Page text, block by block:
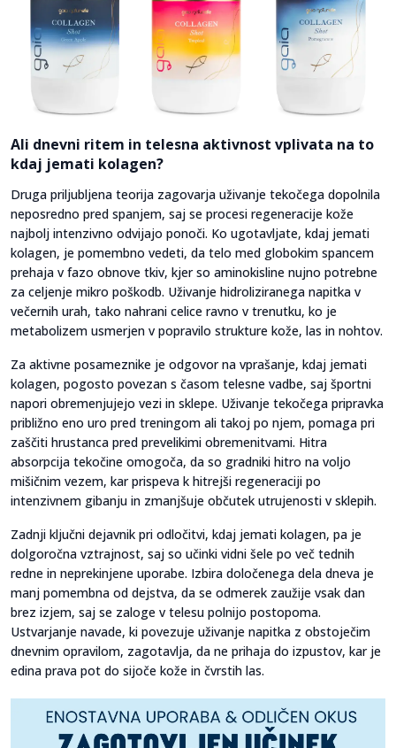
Ali dnevni ritem in telesna aktivnost vplivata na to
kdaj jemati kolagen?
Druga priljubljena teorija zagovarja uživanje tekočega dopolnila
neposredno pred spanjem, saj se procesi regeneracije kože
najbolj intenzivno odvijajo ponoči. Ko ugotavljate, kdaj jemati
kolagen, je pomembno vedeti, da telo med globokim spancem
prehaja v fazo obnove tkiv, kjer so aminokisline nujno potrebne
za celjenje mikro poškodb. Uživanje hidroliziranega napitka v
večernih urah, tako nahrani celice ravno v trenutku, ko je
metabolizem usmerjen v popravilo strukture kože, las in nohtov.
Za aktivne posameznike je odgovor na vprašanje, kdaj jemati
kolagen, pogosto povezan s časom telesne vadbe, saj športni
napori obremenjujejo vezi in sklepe. Uživanje tekočega pripravka
približno eno uro pred treningom ali takoj po njem, pomaga pri
zaščiti hrustanca pred prevelikimi obremenitvami. Hitra
absorpcija tekočine omogoča, da so gradniki hitro na voljo
mišičnim vezem, kar prispeva k hitrejši regeneraciji po
intenzivnem gibanju in zmanjšuje občutek utrujenosti v sklepih.
Zadnji ključni dejavnik pri odločitvi, kdaj jemati kolagen, pa je
dolgoročna vztrajnost, saj so učinki vidni šele po več tednih
redne in neprekinjene uporabe. Izbira določenega dela dneva je
manj pomembna od dejstva, da se odmerek zaužije vsak dan
brez izjem, saj se zaloge v telesu polnijo postopoma.
Ustvarjanje navade, ki povezuje uživanje napitka z obstoječim
dnevnim opravilom, zagotavlja, da ne prihaja do izpustov, kar je
edina prava pot do sijoče kože in čvrstih las.